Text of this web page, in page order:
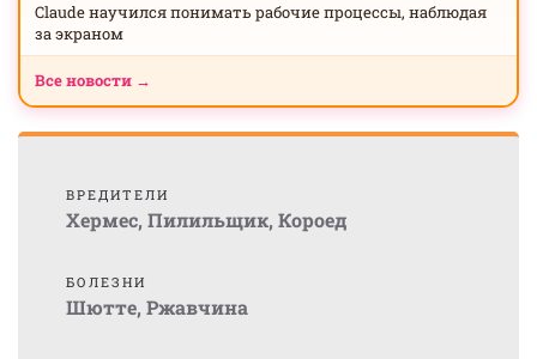
Claude научился понимать рабочие процессы, наблюдая
за экраном
Все новости →
ВРЕДИТЕЛИ
Хермес, Пилильщик, Короед
БОЛЕЗНИ
Шютте, Ржавчина